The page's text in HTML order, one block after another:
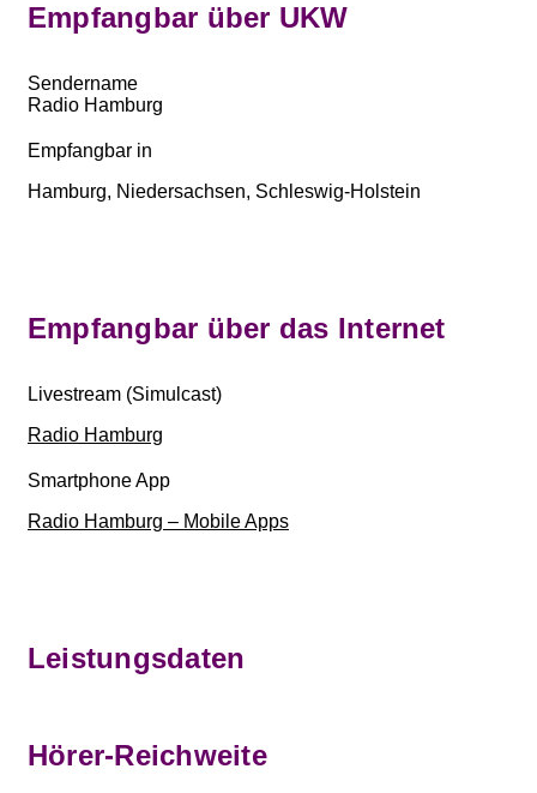
Empfangbar über UKW
Sendername
Radio Hamburg
Empfangbar in
Hamburg, Niedersachsen, Schleswig-Holstein
Empfangbar über das Internet
Livestream (Simulcast)
Radio Hamburg
Smartphone App
Radio Hamburg – Mobile Apps
Leistungsdaten
Hörer-Reichweite